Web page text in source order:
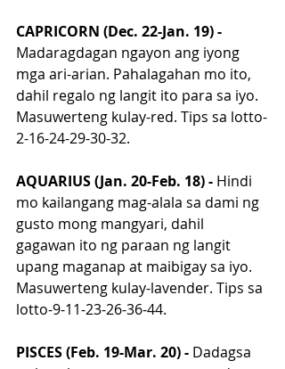
CAPRICORN (Dec. 22-Jan. 19) -
Madaragdagan ngayon ang iyong
mga ari-arian. Pahalagahan mo ito,
dahil regalo ng langit ito para sa iyo.
Masuwerteng kulay-red. Tips sa lotto-
2-16-24-29-30-32.
AQUARIUS (Jan. 20-Feb. 18) - Hindi
mo kailangang mag-alala sa dami ng
gusto mong mangyari, dahil
gagawan ito ng paraan ng langit
upang maganap at maibigay sa iyo.
Masuwerteng kulay-lavender. Tips sa
lotto-9-11-23-26-36-44.
PISCES (Feb. 19-Mar. 20) - Dadagsa